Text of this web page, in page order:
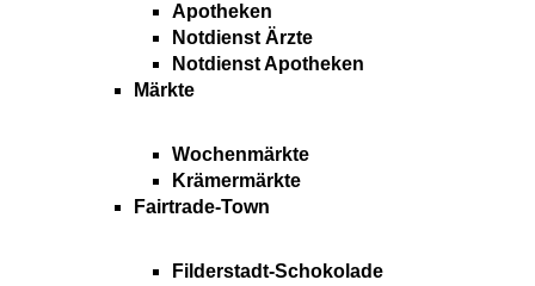
Apotheken
Notdienst Ärzte
Notdienst Apotheken
Märkte
Wochenmärkte
Krämermärkte
Fairtrade-Town
Filderstadt-Schokolade